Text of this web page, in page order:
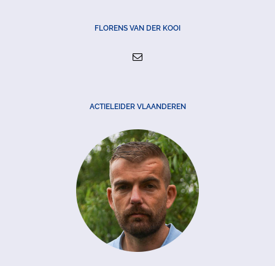
FLORENS VAN DER KOOI
ACTIELEIDER VLAANDEREN